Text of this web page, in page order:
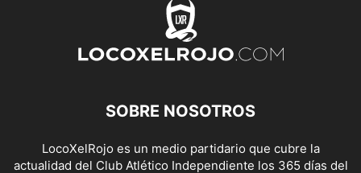
SOBRE NOSOTROS
LocoXelRojo es un medio partidario que cubre la
actualidad del Club Atlético Independiente los 365 días del